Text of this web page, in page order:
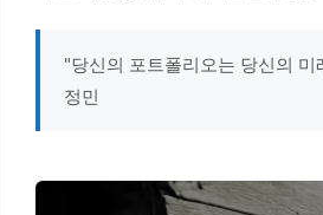
"당신의 포트폴리오는 당신의
정민